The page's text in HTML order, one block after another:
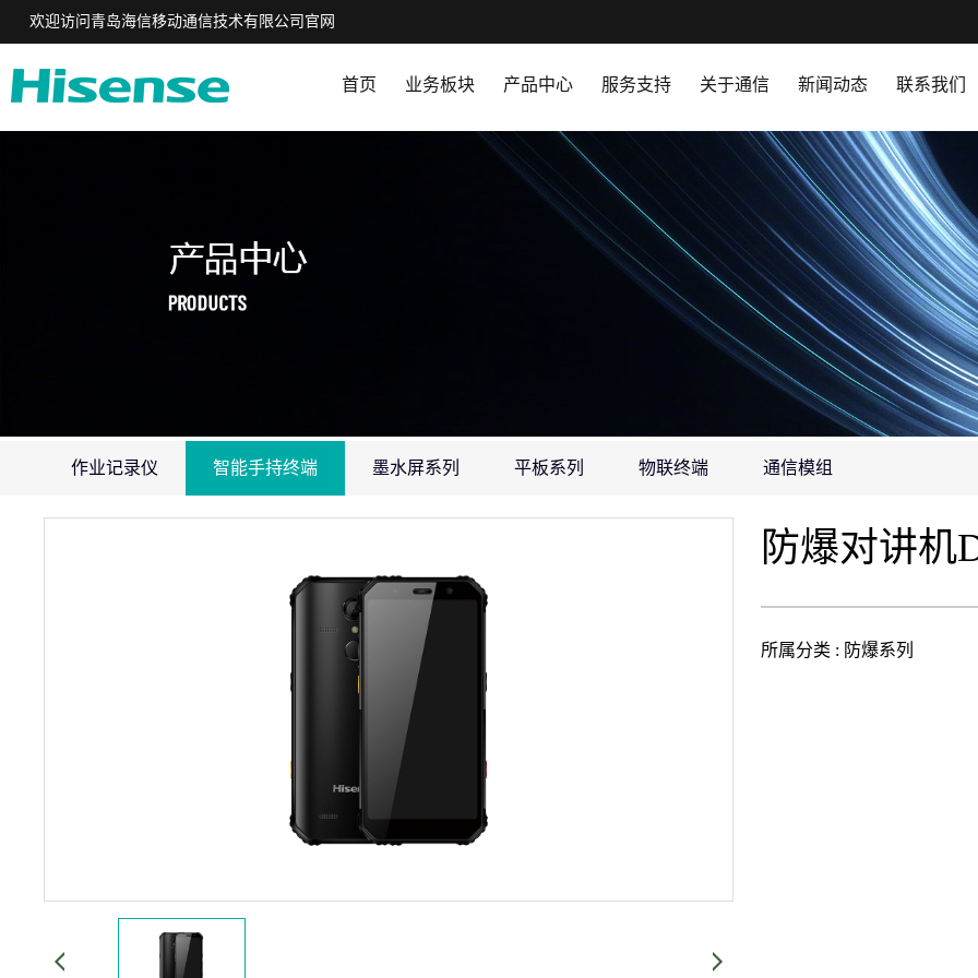
欢迎访问青岛海信移动通信技术有限公司官网
首页 业务板块 产品中心 服务支持 关于通信 新闻动态 联系我们
作业记录仪 智能手持终端 墨水屏系列 平板系列 物联终端 通信模组
防爆对讲机
所属分类 : 防爆系列